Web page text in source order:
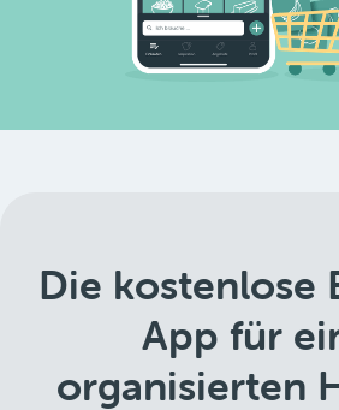
Die kostenlose
App für
organisierten